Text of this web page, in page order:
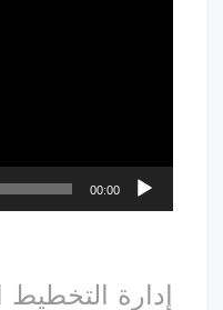
00:00
إدارة التخطيط